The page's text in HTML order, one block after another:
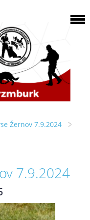
Žernov 7.9.2024
7.9.2024